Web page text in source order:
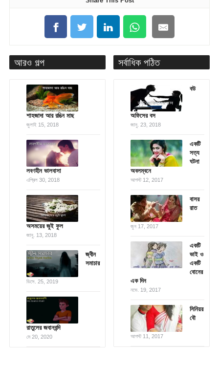
আরও গল্প
শাহজাদা আর রঙিন মাছ
জুলাই 15, 2018
লবণহীন ভালবাসা
এপ্রিল 30, 2018
অসময়ের জুই ফুল
জানু. 13, 2018
জ্বীন
সমাচার
ডিসে. 25, 2019
রাতুলের জবানবন্দি
মে 20, 2020
সর্বাধিক পঠিত
বউ
অফিসের বস
জানু. 23, 2018
একটি
সত্য
ঘটনা
অবলম্বনে
আগস্ট 12, 2017
বাসর
রাত
জুন 17, 2017
একটি
ভাই ও
একটি
বোনের
এক দিন
নভে. 19, 2017
সিনিয়র
বৌ
আগস্ট 11, 2017